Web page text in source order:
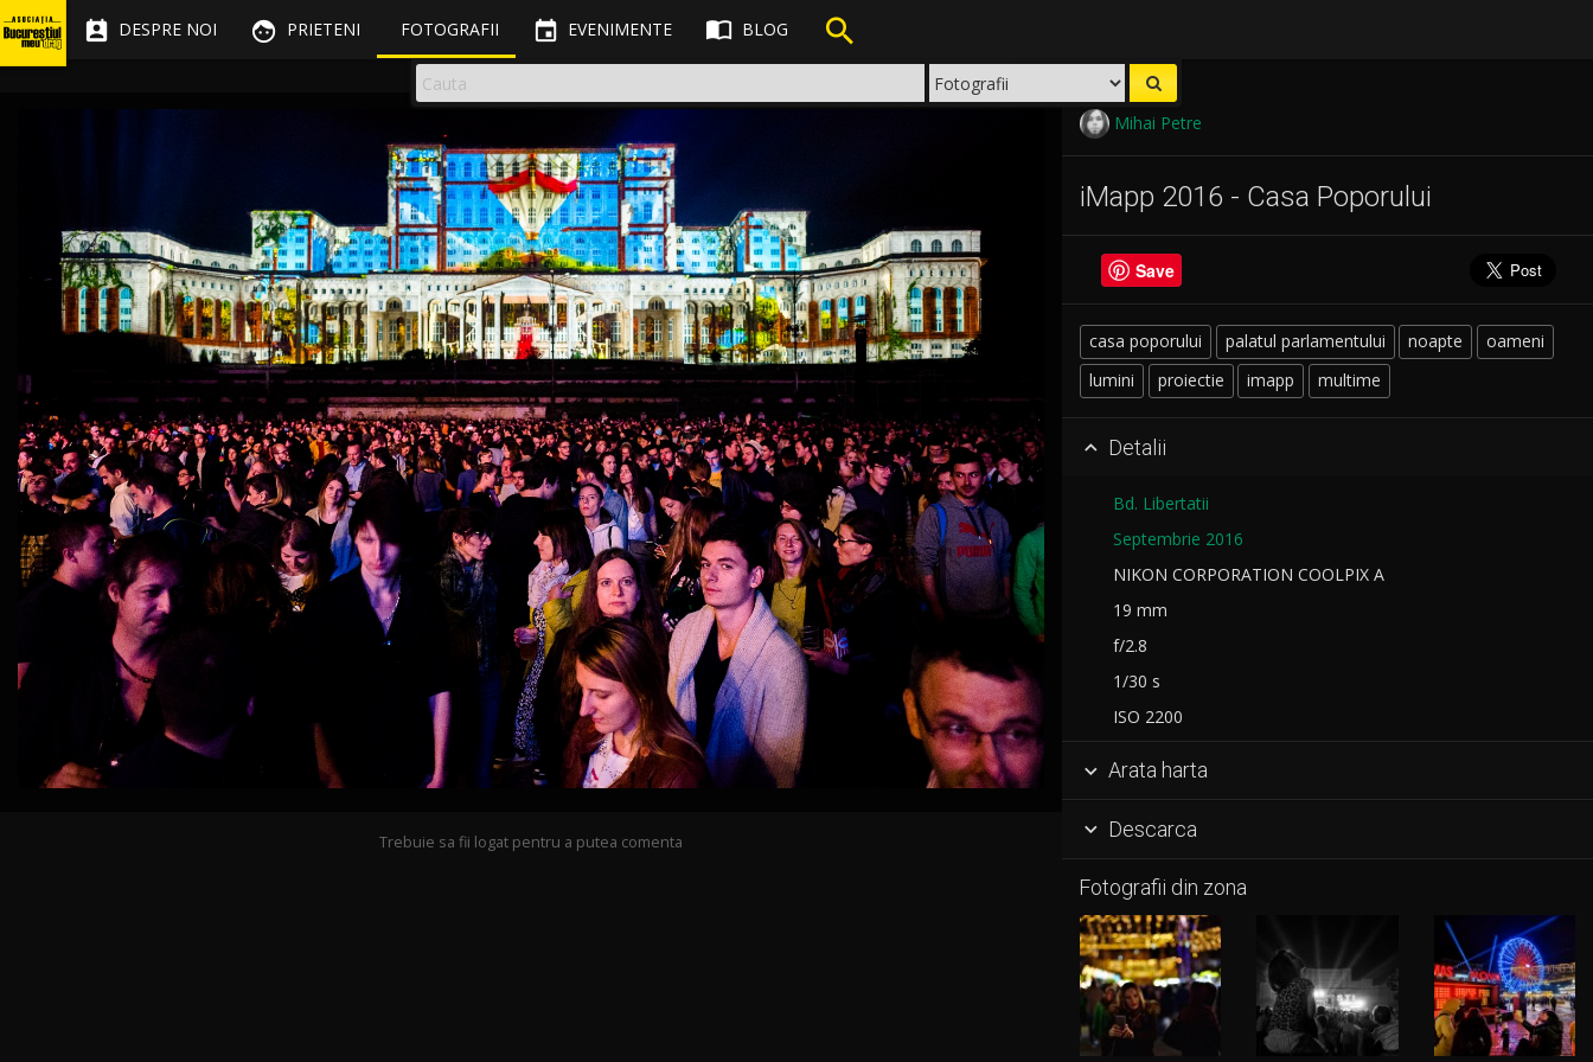
 DESPRE NOI  PRIETENI FOTOGRAFII  EVENIMENTE  BLOG 
Mihai Petre
iMapp 2016 - Casa Poporului
Save
casa poporului palatul parlamentului noapte
oameni
lumini
proiectie imapp multime
 Detalii
Bd. Libertatii
Septembrie 2016
NIKON CORPORATION COOLPIX A
19 mm
f/2.8
1/30 s
ISO 2200
 Arata harta
 Descarca
Fotografii din zona
Trebuie sa fii logat pentru a putea comenta